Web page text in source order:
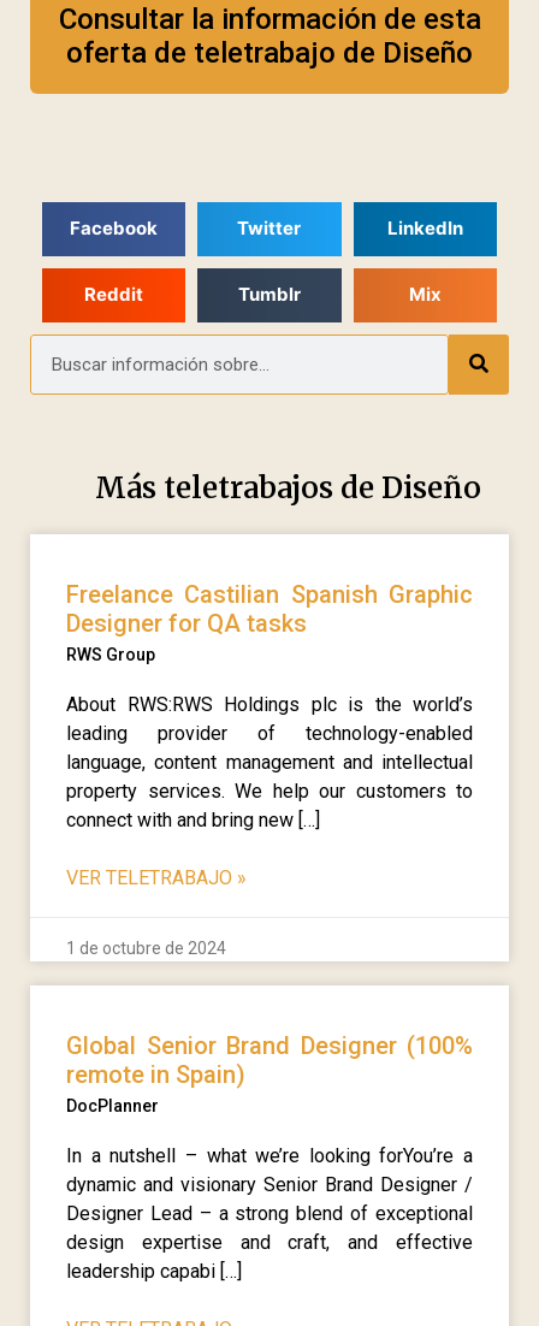
Consultar la información de esta
oferta de teletrabajo de Diseño
Facebook Twitter LinkedIn
Reddit Tumblr Mix
Más teletrabajos de Diseño
Freelance Castilian Spanish Graphic
Designer for QA tasks
RWS Group
About RWS:RWS Holdings plc is the world’s
leading provider of technology-enabled
language, content management and intellectual
property services. We help our customers to
connect with and bring new […]
VER TELETRABAJO »
1 de octubre de 2024
Global Senior Brand Designer (100%
remote in Spain)
DocPlanner
In a nutshell – what we’re looking forYou’re a
dynamic and visionary Senior Brand Designer /
Designer Lead – a strong blend of exceptional
design expertise and craft, and effective
leadership capabi […]